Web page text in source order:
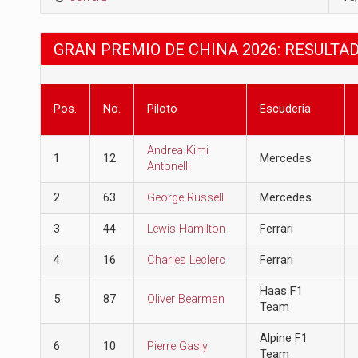
GRAN PREMIO DE CHINA 2026:
Pos. No. Piloto Escuderia
1 12
Andrea Kimi
Antonelli
Mercedes
2 63 George Russell Mercedes
3 44 Lewis Hamilton Ferrari
4 16 Charles Leclerc Ferrari
5 87 Oliver Bearman
Haas F1
Team
6 10 Pierre Gasly
Alpine F1
Team